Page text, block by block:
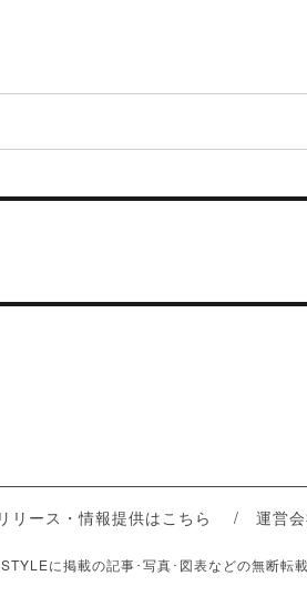
リース・情報提供はこちら 運営
に掲載の記事･写真･図表などの無断転